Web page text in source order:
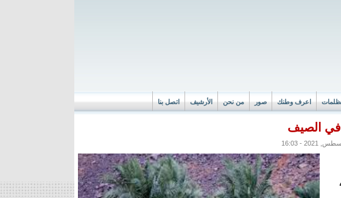
اعرف وطنك صور من نحن الأرشيف اتصل بنا
في الصيف
،